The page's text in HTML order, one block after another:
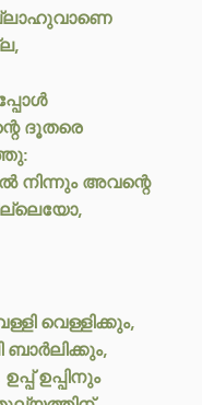
ദൂതരെ
നിന്നും അവന്റെ
വെള്ളിക്കും,
ഉപ്പിനും